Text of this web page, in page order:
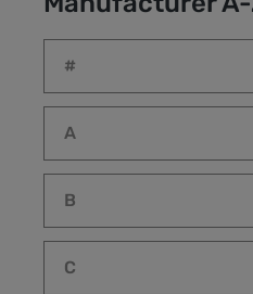
#
A
B
C